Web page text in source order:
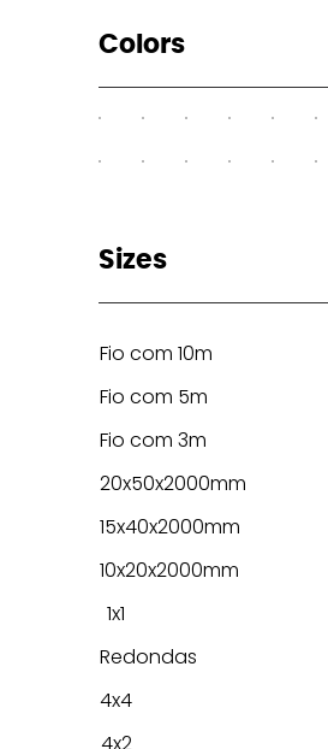
Sizes
Fio com 10m
Fio com 5m
Fio com 3m
20x50x2000mm
15x40x2000mm
10x20x2000mm
1x1
Redondas
4x4
Colors